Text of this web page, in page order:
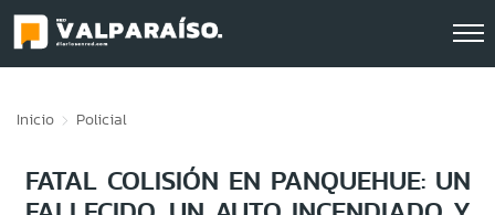
Inicio Policial
FATAL COLISIÓN EN PANQUEHUE: UN